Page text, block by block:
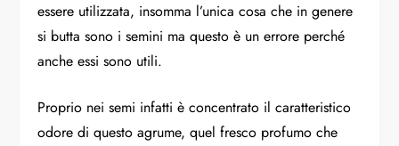
essere utilizzata, insomma l’unica cosa che in genere
si butta sono i semini ma questo è un errore perché
anche essi sono utili.
Proprio nei semi infatti è concentrato il caratteristico
odore di questo agrume, quel fresco profumo che